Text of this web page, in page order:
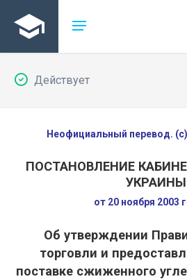
Действует
Неофициальный перевод.
ПОСТАНОВЛЕНИЕ
УКРАИНЫ
от 20 ноября 2003
Об утверждении
торговли и
поставке сжиженного